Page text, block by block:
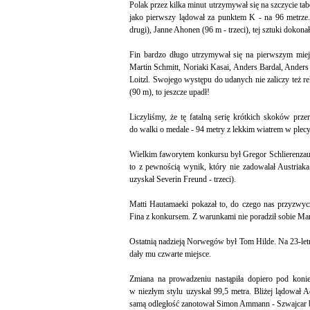
Polak przez kilka minut utrzymywał się na szczycie
jako pierwszy lądował za punktem K - na 96
drugi), Janne Ahonen (96 m - trzeci), tej sztuki
Fin bardzo długo utrzymywał się na pierwszym
Martin Schmitt, Noriaki Kasai, Anders Bardal,
Loitzl. Swojego występu do udanych nie zaliczy też
(90 m), to jeszcze upadł!
Liczyliśmy, że tę fatalną serię krótkich skoków
do walki o medale - 94 metry z lekkim wiatrem w
Wielkim faworytem konkursu był Gregor
to z pewnością wynik, który nie zadowalał
uzyskał Severin Freund - trzeci).
Matti Hautamaeki pokazał to, do czego nas
Fina z konkursem. Z warunkami nie poradził sobie
Ostatnią nadzieją Norwegów był Tom Hilde. Na 23-
dały mu czwarte miejsce.
Zmiana na prowadzeniu nastąpiła dopiero pod
w niezłym stylu uzyskał 99,5 metra. Bliżej lądował
samą odległość zanotował Simon Ammann -